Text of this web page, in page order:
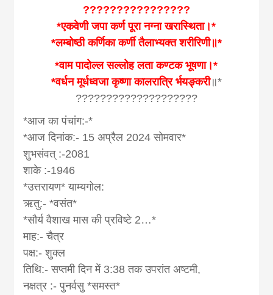
????????????????
*एकवेणी जपा कर्ण पूरा नग्ना खरास्थिता।*
*लम्बोष्ठी कर्णिका कर्णी तैलाभ्यक्त शरीरिणी॥*
*वाम पादोल्ल सल्लोह लता कण्टक भूषणा।*
*वर्धन मूर्धध्वजा कृष्णा कालरात्रि र्भयङ्करी॥*
????????????????????
*आज का पंचांग:-*
*आज दिनांक:- 15 अप्रैल 2024 सोमवार*
शुभसंवत् :-2081
शाके :-1946
*उत्तरायण* याम्यगोल:
ऋतु:- *वसंत*
*सौर्य वैशाख मास की प्रविष्टे 2…*
माह:- चैत्र
पक्ष:- शुक्ल
तिथि:- सप्तमी दिन में 3:38 तक उपरांत अष्टमी,
नक्षत्र :- पुनर्वसु *समस्त*